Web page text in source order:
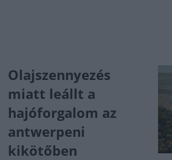
Olajszennyezés
miatt leállt a
hajóforgalom az
antwerpeni
kikötőben